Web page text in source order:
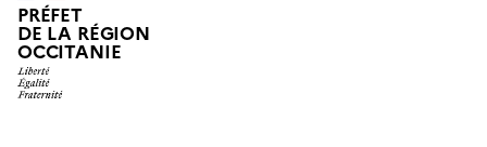
PRÉFET
DE LA RÉGION
OCCITANIE